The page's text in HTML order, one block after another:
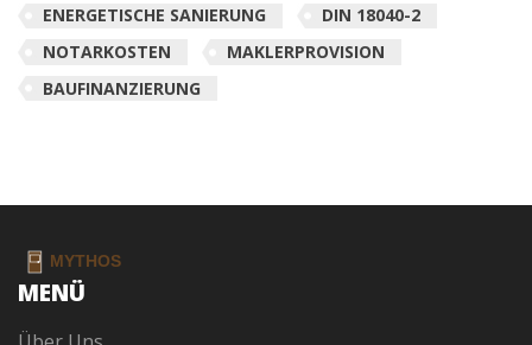
ENERGETISCHE SANIERUNG
DIN 18040-2
NOTARKOSTEN
MAKLERPROVISION
BAUFINANZIERUNG
MENÜ